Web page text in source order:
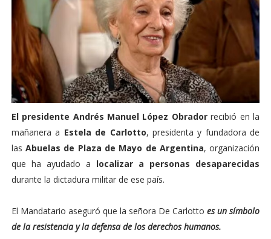
El presidente Andrés Manuel López Obradorrecibió en la
mañanera a Estela de Carlotto, presidenta y fundadora de
lasAbuelas de Plaza de Mayo de Argentina, organización
que ha ayudado a localizar a personas desaparecidas
durante la dictadura militar de ese país.
El Mandatario aseguró que la señora De Carlottoes un símbolo
de la resistencia y la defensa de los derechos humanos.